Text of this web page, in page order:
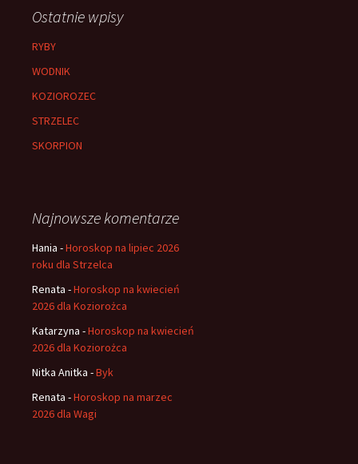
Ostatnie wpisy
RYBY
WODNIK
KOZIOROZEC
STRZELEC
SKORPION
Najnowsze komentarze
Hania -Horoskop na lipiec 2026
roku dla Strzelca
Renata -Horoskop na kwiecień
2026 dla Koziorożca
Katarzyna -Horoskop na kwiecień
2026 dla Koziorożca
Nitka Anitka -Byk
Renata -Horoskop na marzec
2026 dla Wagi